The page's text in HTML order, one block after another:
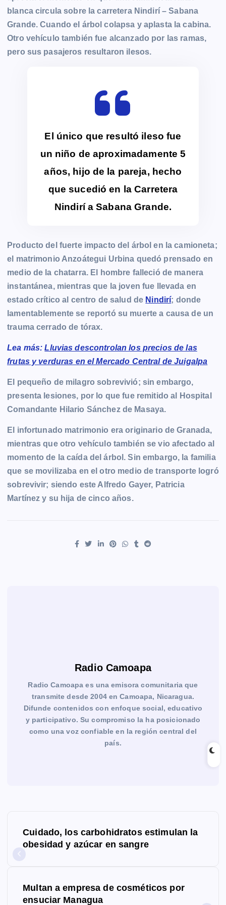
blanca circula sobre la carretera Nindirí – Sabana
Grande. Cuando el árbol colapsa y aplasta la cabina.
Otro vehículo también fue alcanzado por las ramas,
pero sus pasajeros resultaron ilesos.
El único que resultó ileso fue
un niño de aproximadamente 5
años, hijo de la pareja, hecho
que sucedió en la Carretera
Nindirí a Sabana Grande.
Producto del fuerte impacto del árbol en la camioneta;
el matrimonio Anzoátegui Urbina quedó prensado en
medio de la chatarra. El hombre falleció de manera
instantánea, mientras que la joven fue llevada en
estado crítico al centro de salud de Nindirí; donde
lamentablemente se reportó su muerte a causa de un
trauma cerrado de tórax.
Lea más:Lluvias descontrolan los precios de las
frutas y verduras en el Mercado Central de Juigalpa
El pequeño de milagro sobrevivió; sin embargo,
presenta lesiones, por lo que fue remitido al Hospital
Comandante Hilario Sánchez de Masaya.
El infortunado matrimonio era originario de Granada,
mientras que otro vehículo también se vio afectado al
momento de la caída del árbol. Sin embargo, la familia
que se movilizaba en el otro medio de transporte logró
sobrevivir; siendo este Alfredo Gayer, Patricia
Martínez y su hija de cinco años.
Radio Camoapa
Radio Camoapa es una emisora comunitaria que
transmite desde 2004 en Camoapa, Nicaragua.
Difunde contenidos con enfoque social, educativo
y participativo. Su compromiso la ha posicionado
como una voz confiable en la región central del
país.
Cuidado, los carbohidratos estimulan la
obesidad y azúcar en sangre
Multan a empresa de cosméticos por
ensuciar Managua